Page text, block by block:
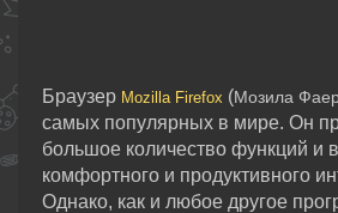
Браузер Mozilla Firefox (Мозила
самых популярных в мире. Он
большое количество функций и
комфортного и продуктивного
Однако, как и любое другое